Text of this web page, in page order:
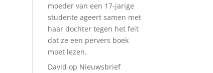
moeder van een 17-jarige
studente ageert samen met
haar dochter tegen het feit
dat ze een pervers boek
moet lezen.
David op Nieuwsbrief